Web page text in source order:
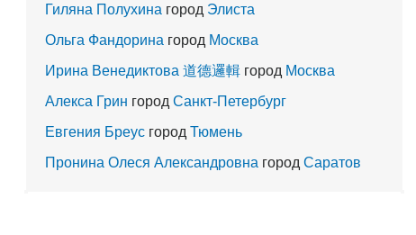
Гиляна Полухина город Элиста
Ольга Фандорина город Москва
Ирина Венедиктова 道德邏輯 город Москва
Алекса Грин город Санкт-Петербург
Евгения Бреус город Тюмень
Пронина Олеся Александровна город Саратов